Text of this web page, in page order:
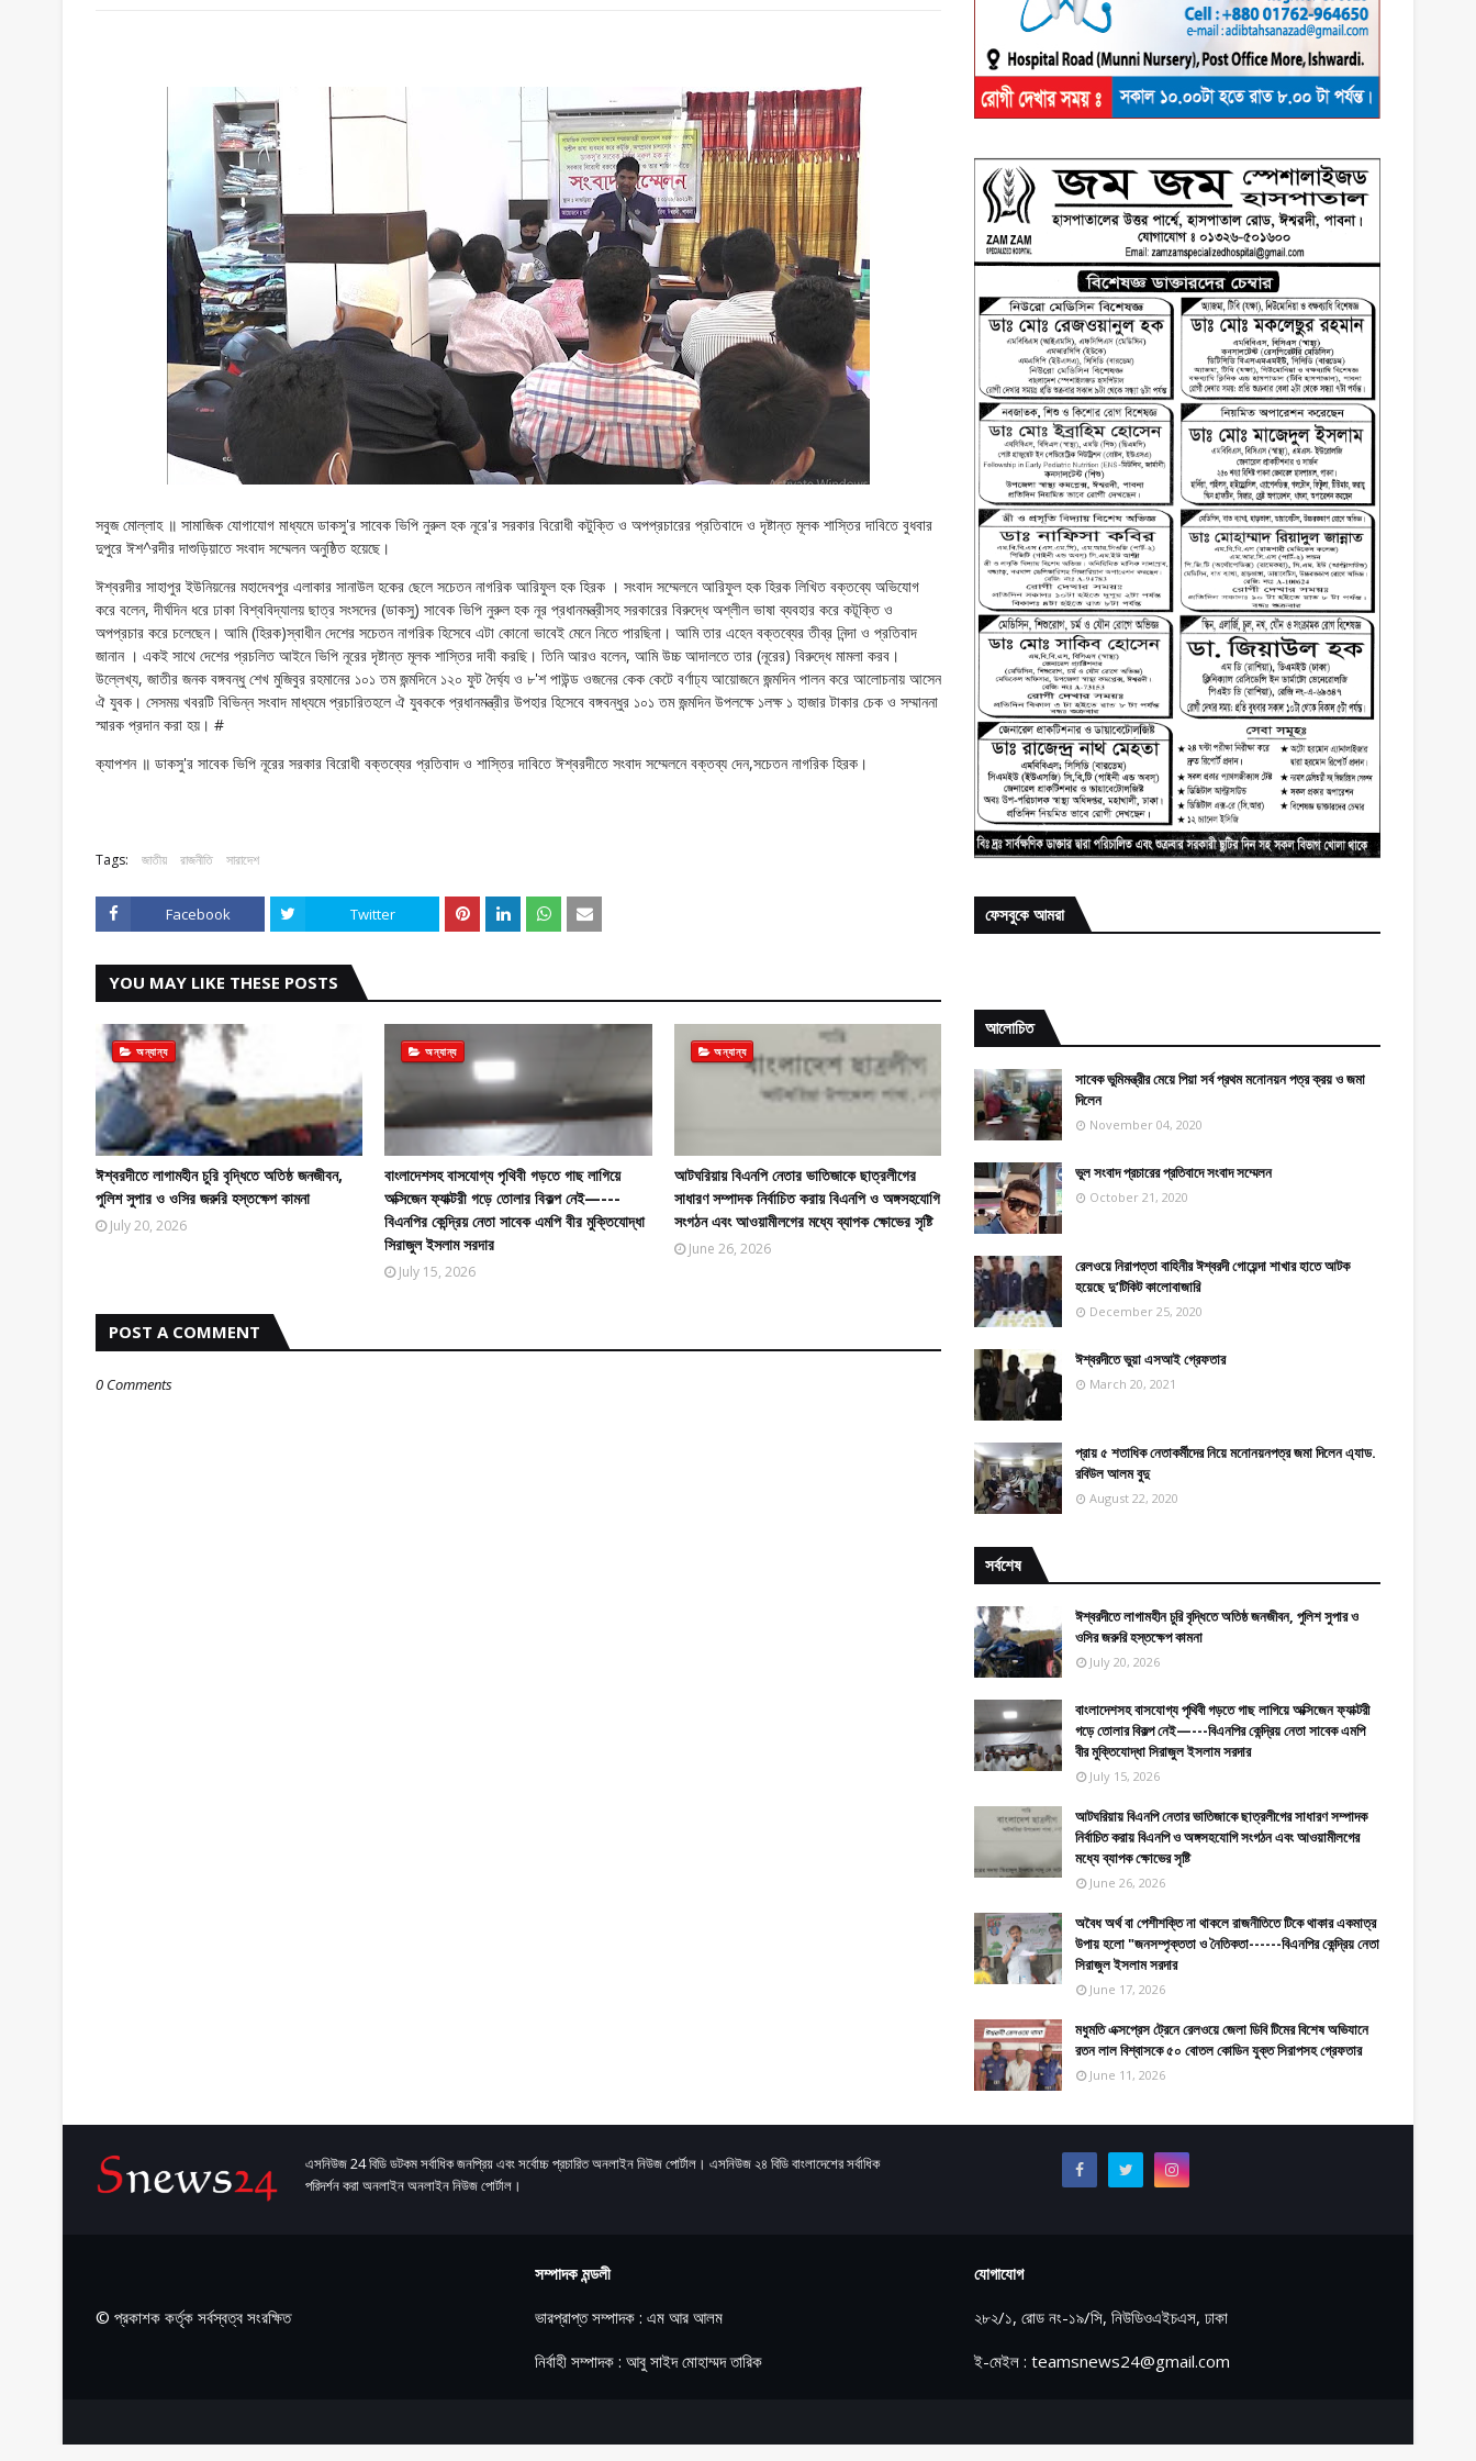
সবুজ মোল্লাহ ॥ সামাজিক যোগাযোগ মাধ্যমে ডাকসু'র সাবেক ভিপি নুরুল হক নূরে'র সরকার বিরোধী কটুক্তি ও অপপ্রচারের প্রতিবাদে ও দৃষ্টান্ত মূলক শাস্তির দাবিতে বুধবার
দুপুরে ঈশ^রদীর দাশুড়িয়াতে সংবাদ সম্মেলন অনুষ্ঠিত হয়েছে।
ঈশ্বরদীর সাহাপুর ইউনিয়নের মহাদেবপুর এলাকার সানাউল হকের ছেলে সচেতন নাগরিক আরিফুল হক হিরক । সংবাদ সম্মেলনে আরিফুল হক হিরক লিখিত বক্তব্যে অভিযোগ
করে বলেন, দীর্ঘদিন ধরে ঢাকা বিশ্ববিদ্যালয় ছাত্র সংসদের (ডাকসু) সাবেক ভিপি নুরুল হক নূর প্রধানমন্ত্রীসহ সরকারের বিরুদ্ধে অশ্লীল ভাষা ব্যবহার করে কটূক্তি ও
অপপ্রচার করে চলেছেন। আমি (হিরক)স্বাধীন দেশের সচেতন নাগরিক হিসেবে এটা কোনো ভাবেই মেনে নিতে পারছিনা। আমি তার এহেন বক্তব্যের তীব্র নিন্দা ও প্রতিবাদ
জানান । একই সাথে দেশের প্রচলিত আইনে ভিপি নূরের দৃষ্টান্ত মূলক শাস্তির দাবী করছি। তিনি আরও বলেন, আমি উচ্চ আদালতে তার (নূরের) বিরুদ্ধে মামলা করব।
উল্লেখ্য, জাতীর জনক বঙ্গবন্ধু শেখ মুজিবুর রহমানের ১০১ তম জন্মদিনে ১২০ ফুট দৈর্ঘ্য ও ৮'শ পাউন্ড ওজনের কেক কেটে বর্ণাঢ্য আয়োজনে জন্মদিন পালন করে আলোচনায় আসেন
ঐ যুবক। সেসময় খবরটি বিভিন্ন সংবাদ মাধ্যমে প্রচারিতহলে ঐ যুবককে প্রধানমন্ত্রীর উপহার হিসেবে বঙ্গবন্ধুর ১০১ তম জন্মদিন উপলক্ষে ১লক্ষ ১ হাজার টাকার চেক ও সম্মাননা
স্মারক প্রদান করা হয়। #
ক্যাপশন ॥ ডাকসু'র সাবেক ভিপি নূরের সরকার বিরোধী বক্তব্যের প্রতিবাদ ও শাস্তির দাবিতে ঈশ্বরদীতে সংবাদ সম্মেলনে বক্তব্য দেন,সচেতন নাগরিক হিরক।
Tags: জাতীয় রাজনীতি সারাদেশ
Facebook Twitter
YOU MAY LIKE THESE POSTS
অন্যান্য
ঈশ্বরদীতে লাগামহীন চুরি বৃদ্ধিতে অতিষ্ঠ জনজীবন,
পুলিশ সুপার ও ওসির জরুরি হস্তক্ষেপ কামনা
July 20, 2026
অন্যান্য
বাংলাদেশসহ বাসযোগ্য পৃথিবী গড়তে গাছ লাগিয়ে
অক্সিজেন ফ্যাক্টরী গড়ে তোলার বিকল্প নেই—---
বিএনপির কেন্দ্রিয় নেতা সাবেক এমপি বীর মুক্তিযোদ্ধা
সিরাজুল ইসলাম সরদার
July 15, 2026
অন্যান্য
আটঘরিয়ায় বিএনপি নেতার ভাতিজাকে ছাত্রলীগের
সাধারণ সম্পাদক নির্বাচিত করায় বিএনপি ও অঙ্গসহযোগি
সংগঠন এবং আওয়ামীলগের মধ্যে ব্যাপক ক্ষোভের সৃষ্টি
June 26, 2026
POST A COMMENT
0 Comments
ফেসবুকে আমরা
আলোচিত
সাবেক ভুমিমন্ত্রীর মেয়ে পিয়া সর্ব প্রথম মনোনয়ন পত্র ক্রয় ও জমা
দিলেন
November 04, 2020
ভুল সংবাদ প্রচারের প্রতিবাদে সংবাদ সম্মেলন
October 21, 2020
রেলওয়ে নিরাপত্তা বাহিনীর ঈশ্বরদী গোয়েন্দা শাখার হাতে আটক
হয়েছে দু’টিকিট কালোবাজারি
December 25, 2020
ঈশ্বরদীতে ভুয়া এসআই গ্রেফতার
March 20, 2021
প্রায় ৫ শতাধিক নেতাকর্মীদের নিয়ে মনোনয়নপত্র জমা দিলেন এ্যাড.
রবিউল আলম বুদু
August 22, 2020
সর্বশেষ
ঈশ্বরদীতে লাগামহীন চুরি বৃদ্ধিতে অতিষ্ঠ জনজীবন, পুলিশ সুপার ও
ওসির জরুরি হস্তক্ষেপ কামনা
July 20, 2026
বাংলাদেশসহ বাসযোগ্য পৃথিবী গড়তে গাছ লাগিয়ে অক্সিজেন ফ্যাক্টরী
গড়ে তোলার বিকল্প নেই—---বিএনপির কেন্দ্রিয় নেতা সাবেক এমপি
বীর মুক্তিযোদ্ধা সিরাজুল ইসলাম সরদার
July 15, 2026
আটঘরিয়ায় বিএনপি নেতার ভাতিজাকে ছাত্রলীগের সাধারণ সম্পাদক
নির্বাচিত করায় বিএনপি ও অঙ্গসহযোগি সংগঠন এবং আওয়ামীলগের
মধ্যে ব্যাপক ক্ষোভের সৃষ্টি
June 26, 2026
​​অবৈধ অর্থ বা পেশীশক্তি না থাকলে রাজনীতিতে টিকে থাকার একমাত্র
উপায় হলো "জনসম্পৃক্ততা ও নৈতিকতা------বিএনপির কেন্দ্রিয় নেতা
সিরাজুল ইসলাম সরদার
June 17, 2026
মধুমতি এক্সপ্রেস ট্রেনে রেলওয়ে জেলা ডিবি টিমের বিশেষ অভিযানে
রতন লাল বিশ্বাসকে ৫০ বোতল কোডিন যুক্ত সিরাপসহ গ্রেফতার
June 11, 2026
এসনিউজ 24 বিডি ডটকম সর্বাধিক জনপ্রিয় এবং সর্বোচ্চ প্রচারিত অনলাইন নিউজ পোর্টাল। এসনিউজ ২৪ বিডি বাংলাদেশের সর্বাধিক
পরিদর্শন করা অনলাইন অনলাইন নিউজ পোর্টাল।
© প্রকাশক কর্তৃক সর্বস্বত্ব সংরক্ষিত
সম্পাদক মন্ডলী
ভারপ্রাপ্ত সম্পাদক : এম আর আলম
নির্বাহী সম্পাদক : আবু সাইদ মোহাম্মদ তারিক
যোগাযোগ
২৮২/১, রোড নং-১৯/সি, নিউডিওএইচএস, ঢাকা
ই-মেইল : teamsnews24@gmail.com